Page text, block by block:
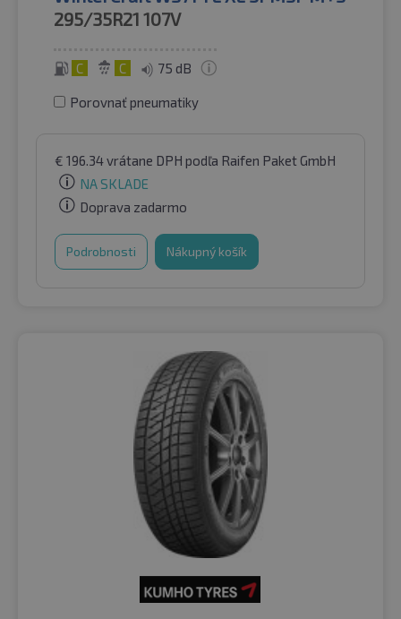
295/35R21 107V
C C 75 dB
Porovnať pneumatiky
€ 196.34vrátane DPH podľa Raifen Paket GmbH
NA SKLADE
Doprava zadarmo
Podrobnosti Nákupný košík